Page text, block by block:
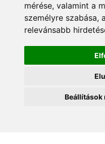
mérése, valamint a
személyre szabása,
relevánsabb
Beállítások